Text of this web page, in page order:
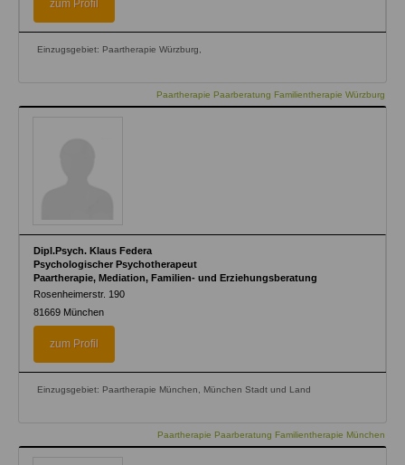
zum Profil
Einzugsgebiet: Paartherapie Würzburg,
Paartherapie Paarberatung Familientherapie Würzburg
Dipl.Psych. Klaus Federa
Psychologischer Psychotherapeut
Paartherapie, Mediation, Familien- und Erziehungsberatung
Rosenheimerstr. 190
81669 München
zum Profil
Einzugsgebiet: Paartherapie München, München Stadt und Land
Paartherapie Paarberatung Familientherapie München